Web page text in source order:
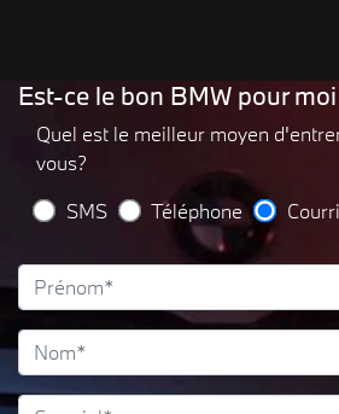
Est-ce le bon BMW pour
Quel est le meilleur moyen
vous?
SMS
Téléphone